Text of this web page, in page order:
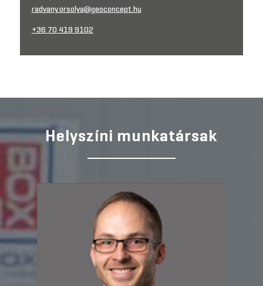
radvany.orsolya@geoconcept.hu
+36 70 419 9102
Helyszíni munkatársak